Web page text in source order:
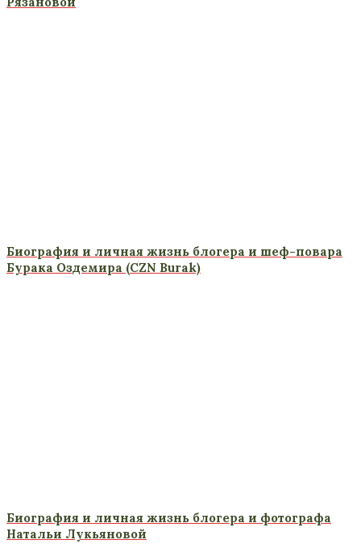
Биография и личная жизнь блогера и шеф-повара
Бурака Оздемира (CZN Burak)
Биография и личная жизнь блогера и фотографа
Натальи Лукьяновой